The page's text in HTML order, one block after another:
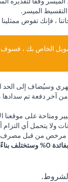
الميسر.
، فإنك تفوض
الخاص بك ،
إلى الحد
السداد لأكثر من 60
على موقعنا
ولا يتحمل أي
مرخص من قبل مصرف